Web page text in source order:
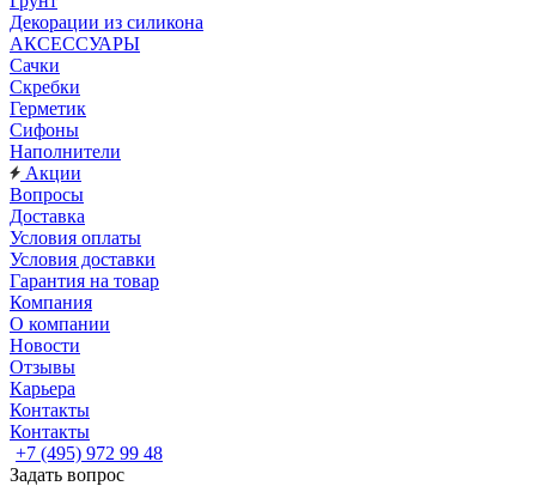
Декорации из силикона
АКСЕССУАРЫ
Сачки
Скребки
Герметик
Сифоны
Наполнители
Акции
Вопросы
Доставка
Условия оплаты
Условия доставки
Гарантия на товар
Компания
О компании
Новости
Отзывы
Карьера
Контакты
Контакты
+7 (495) 972 99 48
Задать вопрос